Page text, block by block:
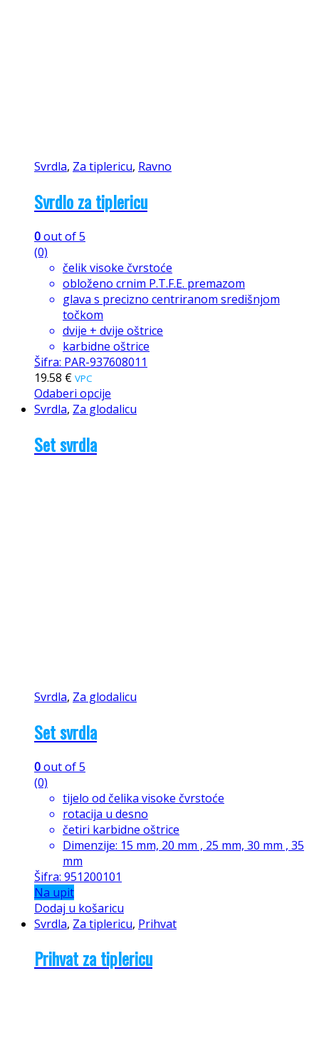
Svrdla, Za tiplericu, Ravno
Svrdlo za tiplericu
0out of 5
(0)
čelik visoke čvrstoće
obloženo crnim P.T.F.E. premazom
glava s precizno centriranom središnjom
točkom
dvije + dvije oštrice
karbidne oštrice
Šifra: PAR-937608011
19.58 € VPC
Odaberi opcije
Svrdla, Za glodalicu
Set svrdla
Svrdla, Za glodalicu
Set svrdla
0out of 5
(0)
tijelo od čelika visoke čvrstoće
rotacija u desno
četiri karbidne oštrice
Dimenzije: 15 mm, 20 mm , 25 mm, 30 mm , 35
mm
Šifra: 951200101
Na upit
Dodaj u košaricu
Svrdla, Za tiplericu, Prihvat
Prihvat za tiplericu